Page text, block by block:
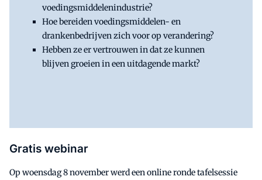
voedingsmiddelenindustrie?
Hoe bereiden voedingsmiddelen- en
drankenbedrijven zich voor op verandering?
Hebben ze er vertrouwen in dat ze kunnen
blijven groeien in een uitdagende markt?
Gratis webinar
Op woensdag 8 november werd een online ronde tafelsessie